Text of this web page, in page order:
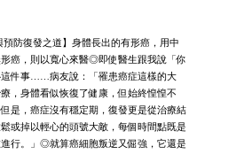
預防復發之道】身體長出的有形癌，用中
癌，則以寬心來醫◎即使醫生跟我說「你
這件事……病友說：「罹患癌症這樣的大
，身體看似恢復了健康，但始終惶惶不
是，癌症沒有穩定期，復發更是從治療結
或掉以輕心的頭號大敵，每個時間點既是
行。」◎就算癌細胞叛逆又倔強，它還是